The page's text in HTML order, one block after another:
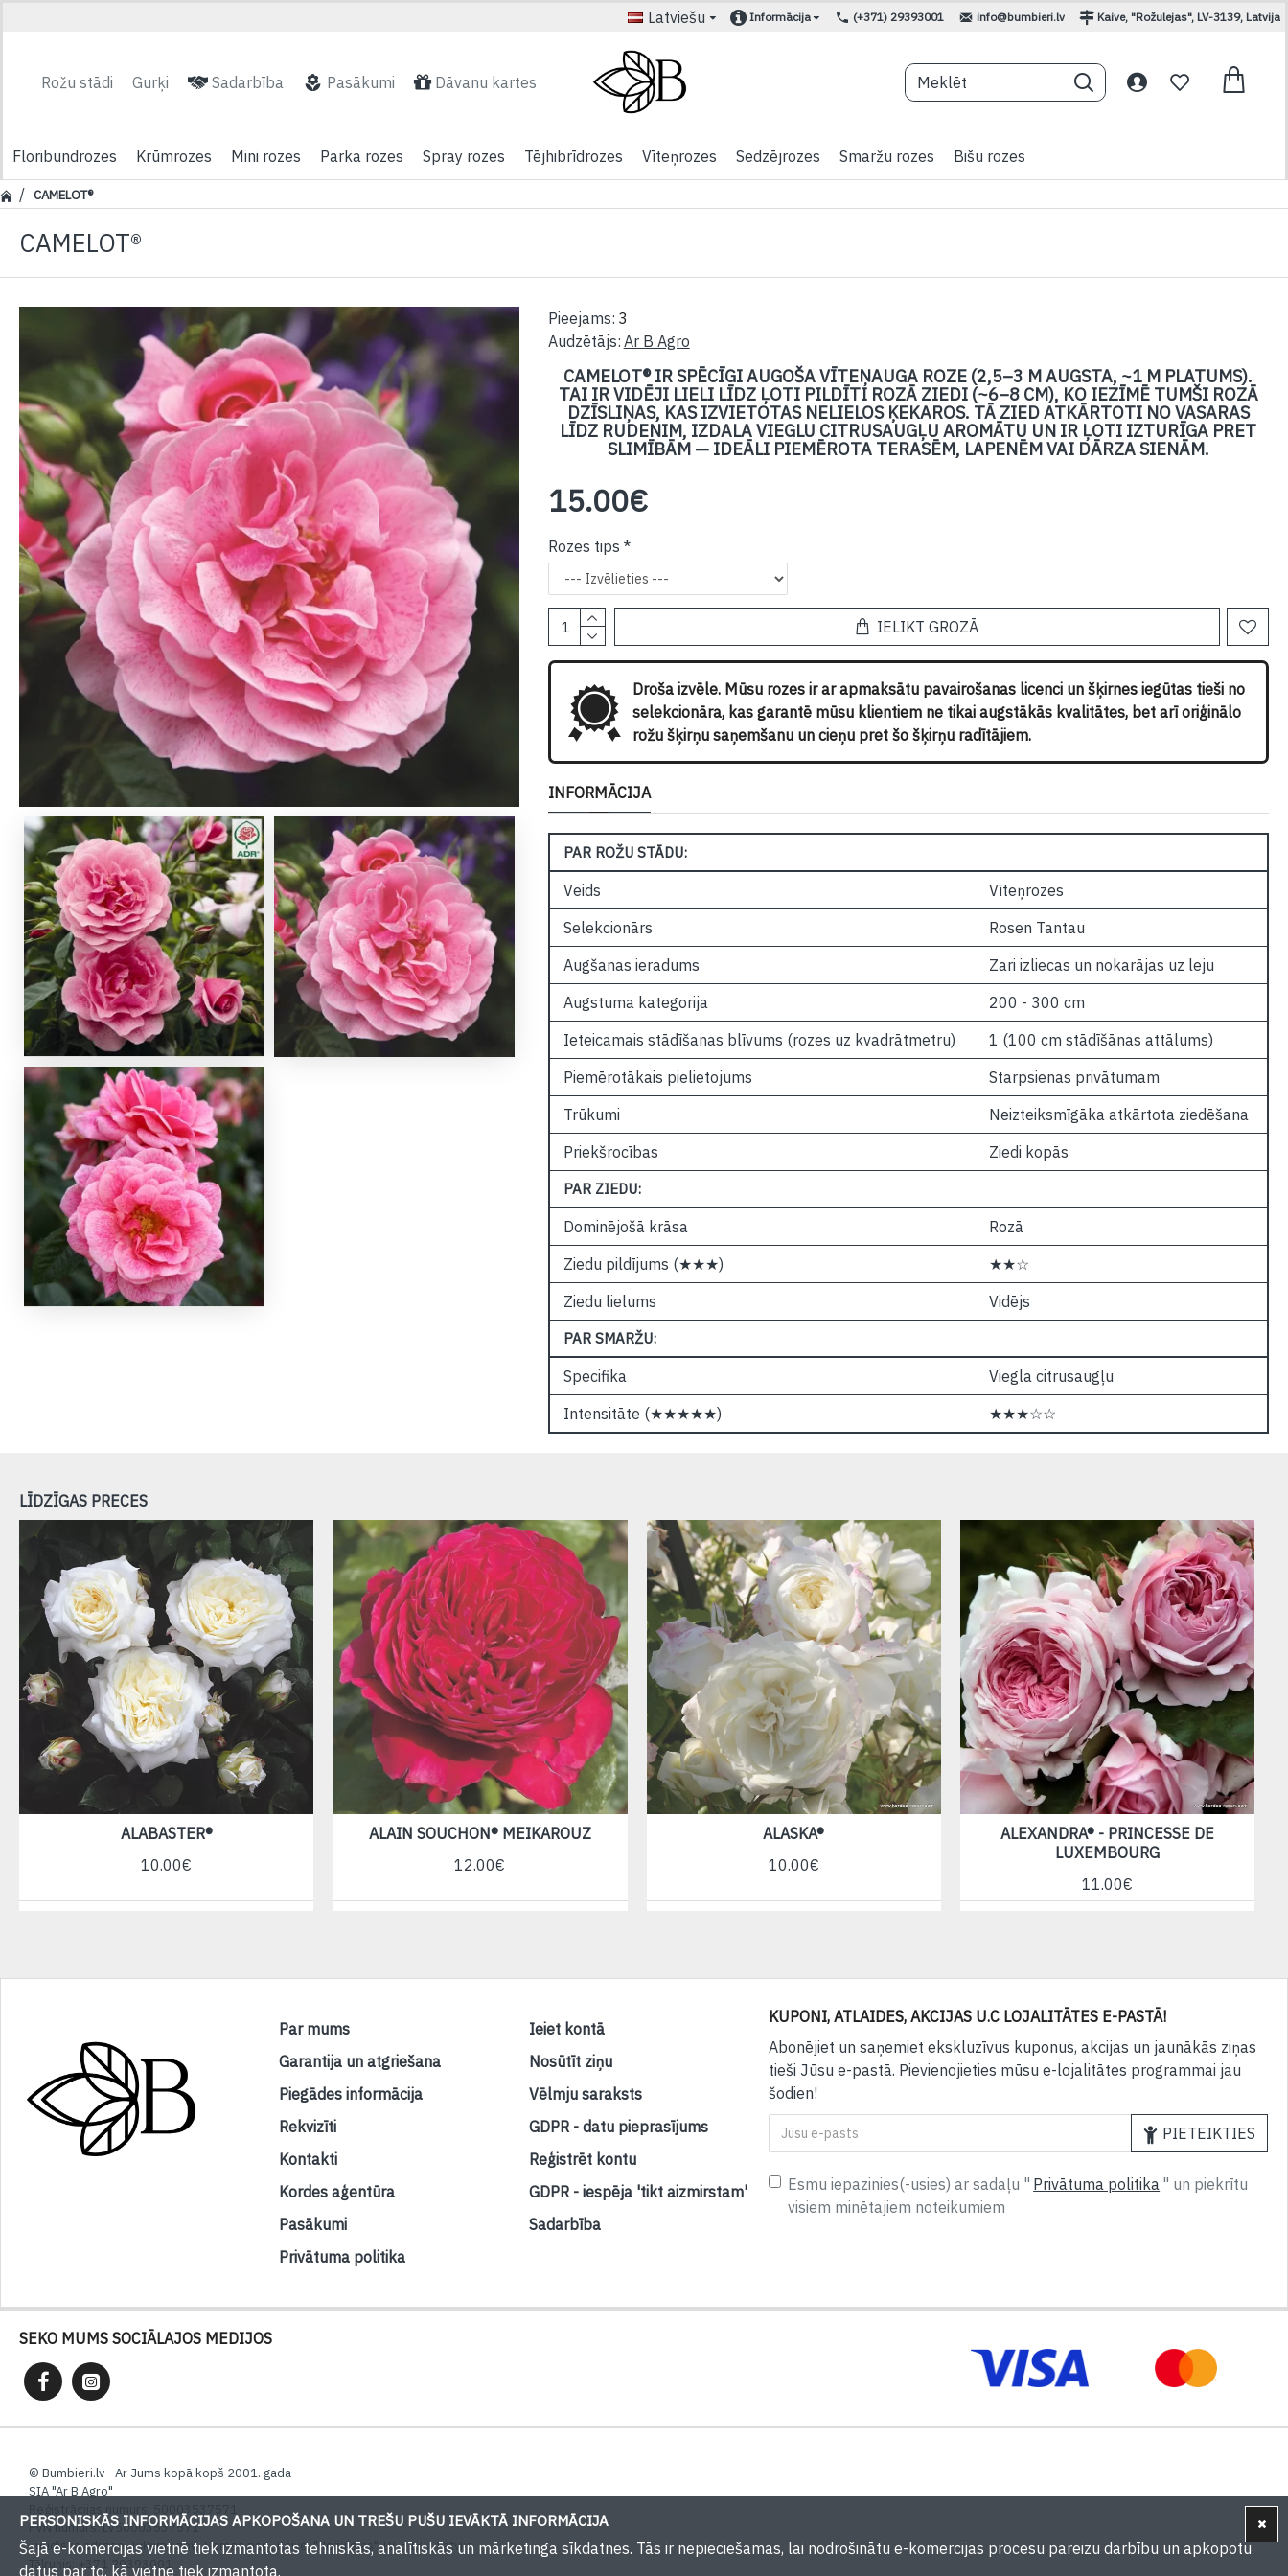
Latviešu Informācija (+371) 29393001 info@bumbieri.lv Kaive, "Rožulejas", LV-3139, Latvija
Rožu stādi Gurķi Sadarbība Pasākumi Dāvanu kartes
Floribundrozes Krūmrozes Mini rozes Parka rozes Spray rozes Tējhibrīdrozes Vīteņrozes Sedzējrozes Smaržu rozes Bišu rozes
CAMELOT®
CAMELOT®
CAMELOT® IR SPĒCĪGI AUGOŠA VĪTEŅAUGA ROZE (2,5–3 M AUGSTA, ~1 M PLATUMS).
TAI IR VIDĒJI LIELI LĪDZ ĻOTI PILDĪTI ROZĀ ZIEDI (~6–8 CM), KO IEZĪMĒ TUMŠI ROZĀ
DZĪSLIŅAS, KAS IZVIETOTAS NELIELOS ĶEKAROS. TĀ ZIED ATKĀRTOTI NO VASARAS
LĪDZ RUDENIM, IZDALA VIEGLU CITRUSAUGĻU AROMĀTU UN IR ĻOTI IZTURĪGA PRET
SLIMĪBĀM — IDEĀLI PIEMĒROTA TERASĒM, LAPENĒM VAI DĀRZA SIENĀM.
Pieejams: 3
Audzētājs: Ar B Agro
15.00€
Rozes tips
IELIKT GROZĀ
Droša izvēle. Mūsu rozes ir ar apmaksātu pavairošanas licenci un šķirnes iegūtas tieši no
selekcionāra, kas garantē mūsu klientiem ne tikai augstākās kvalitātes, bet arī oriģinālo
rožu šķirņu saņemšanu un cieņu pret šo šķirņu radītājiem.
INFORMĀCIJA
PAR ROŽU STĀDU:
Veids
Vīteņrozes
Selekcionārs
Rosen Tantau
Augšanas ieradums
Zari izliecas un nokarājas uz leju
Augstuma kategorija
200 - 300 cm
Ieteicamais stādīšanas blīvums (rozes uz kvadrātmetru)
1 (100 cm stādīšānas attālums)
Piemērotākais pielietojums
Starpsienas privātumam
Trūkumi
Neizteiksmīgāka atkārtota ziedēšana
Priekšrocības
Ziedi kopās
PAR ZIEDU:
Dominējošā krāsa
Rozā
Ziedu pildījums (★★★)
★★☆
Ziedu lielums
Vidējs
PAR SMARŽU:
Specifika
Viegla citrusaugļu
Intensitāte (★★★★★)
★★★☆☆
LĪDZĪGAS PRECES
ALABASTER®
10.00€
ALAIN SOUCHON® MEIKAROUZ
12.00€
ALASKA®
10.00€
ALEXANDRA® - PRINCESSE DE
LUXEMBOURG
11.00€
Par mums
Garantija un atgriešana
Piegādes informācija
Rekvizīti
Kontakti
Kordes aģentūra
Pasākumi
Privātuma politika
Ieiet kontā
Nosūtīt ziņu
Vēlmju saraksts
GDPR - datu pieprasījums
Reģistrēt kontu
GDPR - iespēja 'tikt aizmirstam'
Sadarbība
KUPONI, ATLAIDES, AKCIJAS U.C LOJALITĀTES E-PASTĀ!
Abonējiet un saņemiet ekskluzīvus kuponus, akcijas un jaunākās ziņas
tieši Jūsu e-pastā. Pievienojieties mūsu e-lojalitātes programmai jau
šodien!
PIETEIKTIES
Esmu iepazinies(-usies) ar sadaļu " Privātuma politika " un piekrītu
visiem minētajiem noteikumiem
SEKO MUMS SOCIĀLAJOS MEDIJOS
© Bumbieri.lv - Ar Jums kopā kopš 2001. gada
SIA "Ar B Agro"
Reģistrācijas numurs: 50003537571
PVN numurs: LV50003537571
Juridiskā adrese: Tukuma nov., Sēmes pag., Kaive, "Rožulejas", LV-3139, Latvija
Tālrunis: +371 29393001
PERSONISKĀS INFORMĀCIJAS APKOPOŠANA UN TREŠU PUŠU IEVĀKTĀ INFORMĀCIJA
Šajā e-komercijas vietnē tiek izmantotas tehniskās, analītiskās un mārketinga sīkdatnes. Tās ir nepieciešamas, lai nodrošinātu e-komercijas procesu pareizu darbību un apkopotu
datus par to, kā vietne tiek izmantota.